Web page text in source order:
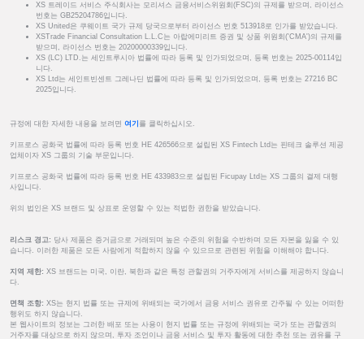
XS 트레이드 서비스 주식회사는 모리셔스 금융서비스위원회(FSC)의 규제를 받으며, 라이선스
번호는 GB25204786입니다.
XS United은 쿠웨이트 국가 규제 당국으로부터 라이선스 번호 513918로 인가를 받았습니다.
XSTrade Financial Consultation L.L.C는 아랍에미리트 증권 및 상품 위원회('CMA')의 규제를
받으며, 라이선스 번호는 20200000339입니다.
XS (LC) LTD.는 세인트루시아 법률에 따라 등록 및 인가되었으며, 등록 번호는 2025-00114입
니다.
XS Ltd는 세인트빈센트 그레나딘 법률에 따라 등록 및 인가되었으며, 등록 번호는 27216 BC
2025입니다.
규정에 대한 자세한 내용을 보려면 여기 를 클릭하십시오.
키프로스 공화국 법률에 따라 등록 번호 HE 426566으로 설립된 XS Fintech Ltd는 핀테크 솔루션 제공
업체이자 XS 그룹의 기술 부문입니다.
키프로스 공화국 법률에 따라 등록 번호 HE 433983으로 설립된 Ficupay Ltd는 XS 그룹의 결제 대행
사입니다.
위의 법인은 XS 브랜드 및 상표로 운영할 수 있는 적법한 권한을 받았습니다.
리스크 경고: 당사 제품은 증거금으로 거래되며 높은 수준의 위험을 수반하며 모든 자본을 잃을 수 있
습니다. 이러한 제품은 모든 사람에게 적합하지 않을 수 있으므로 관련된 위험을 이해해야 합니다.
지역 제한: XS 브랜드는 미국, 이란, 북한과 같은 특정 관할권의 거주자에게 서비스를 제공하지 않습니
다.
면책 조항: XS는 현지 법률 또는 규제에 위배되는 국가에서 금융 서비스 권유로 간주될 수 있는 어떠한
행위도 하지 않습니다.
본 웹사이트의 정보는 그러한 배포 또는 사용이 현지 법률 또는 규정에 위배되는 국가 또는 관할권의
거주자를 대상으로 하지 않으며, 투자 조언이나 금융 서비스 및 투자 활동에 대한 추천 또는 권유를 구